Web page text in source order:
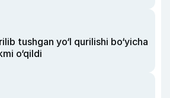
tushgan yo‘l qurilishi bo‘yicha
o‘qildi